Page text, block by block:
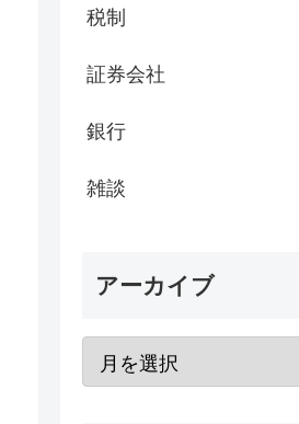
税制
証券会社
銀行
雑談
アーカイブ